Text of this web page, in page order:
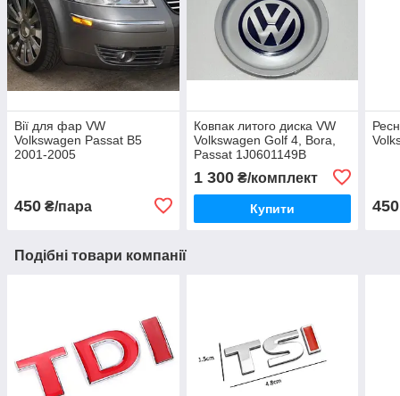
Вії для фар VW
Volkswagen Passat B5
2001-2005
450 ₴/пара
Ковпак литого диска VW
Volkswagen Golf 4, Bora,
Passat 1J0601149B
1 300₴/комплект
Купити 450
Подібні товари компанії